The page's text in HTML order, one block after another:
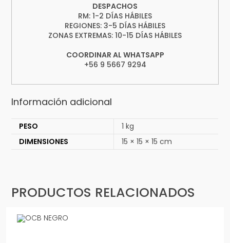
DESPACHOS
RM: 1-2 DÍAS HÁBILES
REGIONES: 3-5 DÍAS HÁBILES
ZONAS EXTREMAS: 10-15 DÍAS HÁBILES
COORDINAR AL WHATSAPP
+56 9 5667 9294
Información adicional
PESO
1 kg
DIMENSIONES
15 × 15 × 15 cm
PRODUCTOS RELACIONADOS